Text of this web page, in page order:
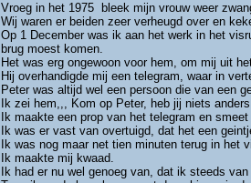
Vroeg in het 1975 bleek mijn vrouw weer
Wij waren er beiden zeer verheugd over en
Op 1 December was ik aan het werk in het
brug moest komen.
Het was erg ongewoon voor hem, om mij uit
Hij overhandigde mij een telegram, waar in
Peter was altijd wel een persoon die van een
Ik zei hem,,, Kom op Peter, heb jij niets
Ik maakte een prop van het telegram en
Ik was er vast van overtuigd, dat het een
Ik was nog maar net tien minuten terug in het
Ik maakte mij kwaad.
Ik had er nu wel genoeg van, dat ik steeds